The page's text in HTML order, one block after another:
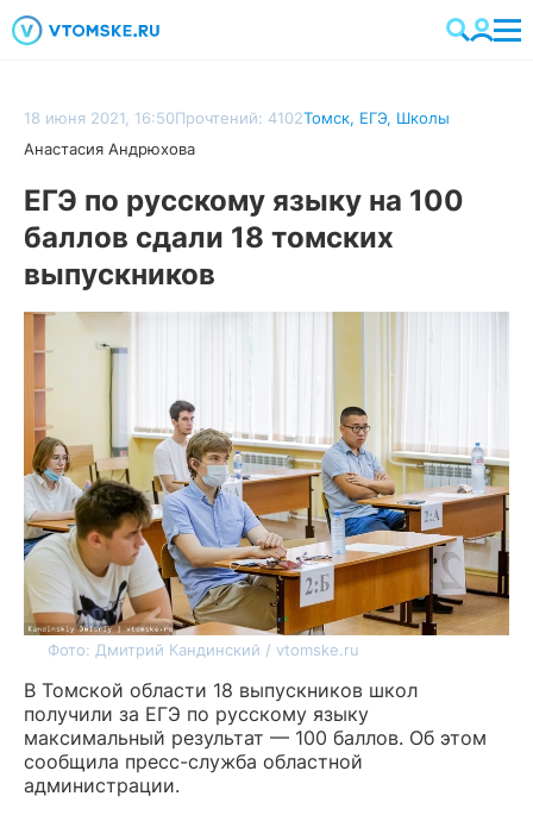
18 июня 2021, 16:50Прочтений: 4102Томск, ЕГЭ, Школы
Анастасия Андрюхова
ЕГЭ по русскому языку на 100
баллов сдали 18 томских
выпускников
Фото: Дмитрий Кандинский / vtomske.ru
В Томской области 18 выпускников школ
получили за ЕГЭ по русскому языку
максимальный результат — 100 баллов. Об этом
сообщила пресс-служба областной
администрации.